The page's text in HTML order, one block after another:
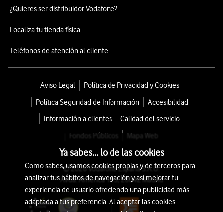
¿Quieres ser distribuidor Vodafone?
Localiza tu tienda física
Teléfonos de atención al cliente
Aviso Legal
Política de Privacidad y Cookies
Política Seguridad de Información
Accesibilidad
Información a clientes
Calidad del servicio
Fondos Públicos
Mapa Web
© 2026 Vodafone España S.A.U.
Avda. América 115, 28042 Madrid
Ya sabes... lo de las cookies
Como sabes, usamos cookies propias y de terceros para
analizar tus hábitos de navegación y así mejorar tu
experiencia de usuario ofreciendo una publicidad más
adaptada a tus preferencia. Al aceptar las cookies